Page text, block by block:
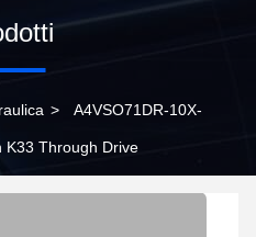
> A4VSO71DR-10X-
K33 Through Drive